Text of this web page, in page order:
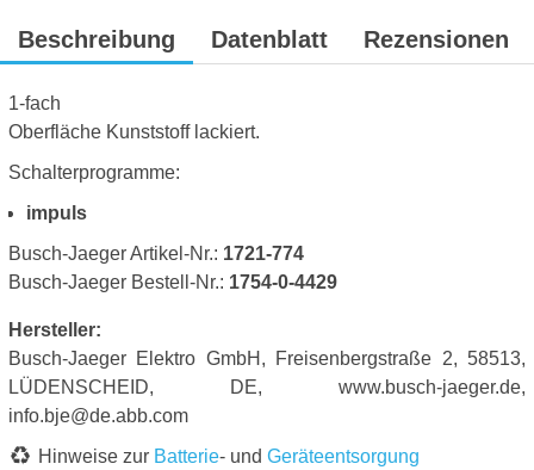
Beschreibung Datenblatt Rezensionen
1-fach
Oberfläche Kunststoff lackiert.
Schalterprogramme:
impuls
Busch-Jaeger Artikel-Nr.: 1721-774
Busch-Jaeger Bestell-Nr.: 1754-0-4429
Hersteller:
Busch-Jaeger Elektro GmbH, Freisenbergstraße 2, 58513,
LÜDENSCHEID, DE, www.busch-jaeger.de,
info.bje@de.abb.com
Hinweise zur Batterie- und Geräteentsorgung